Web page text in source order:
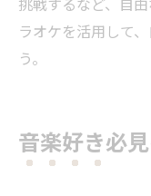
ラオケを活用して
う。
音楽好き必